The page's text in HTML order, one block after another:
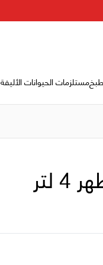
مستلزمات الحيوانات الأليفة